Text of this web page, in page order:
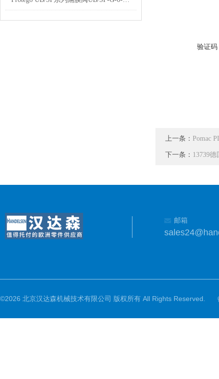
验证码
上一条： Pomac
下一条： 13739
邮箱
©2026 北京汉达森机械技术有限公司 版权所有 All Rights Reserved.